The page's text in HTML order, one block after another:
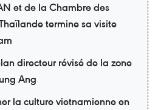
et de la Chambre des
termine sa visite
directeur révisé de la zone
Ang
la culture vietnamienne en